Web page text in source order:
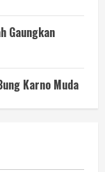
Gaungkan
Karno Muda